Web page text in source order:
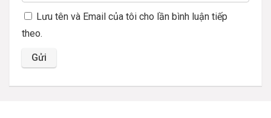
Lưu tên và Email của tôi cho lần bình luận tiếp
theo.